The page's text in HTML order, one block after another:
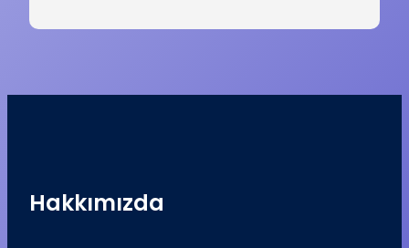
Hakkımızda